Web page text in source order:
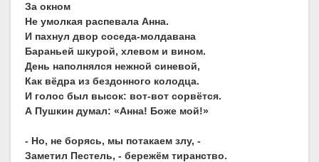
За окном
Не умолкая распевала Анна.
И пахнул двор соседа-молдавана
Бараньей шкурой, хлевом и вином.
День наполнялся нежной синевой,
Как вёдра из бездонного колодца.
И голос был высок: вот-вот сорвётся.
А Пушкин думал: «Анна! Боже мой!»
- Но, не борясь, мы потакаем злу, -
Заметил Пестель, - бережём тиранство.